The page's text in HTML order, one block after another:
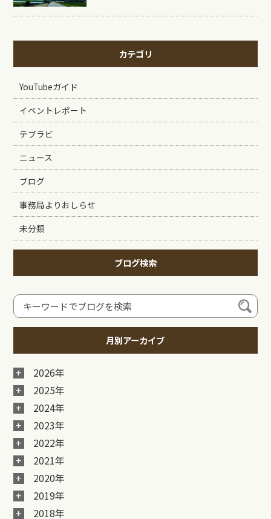
カテゴリ
YouTubeガイド
イベントレポート
テブラビ
ニュース
ブログ
事務局よりおしらせ
未分類
ブログ検索
月別アーカイブ
2026年
2025年
2024年
2023年
2022年
2021年
2020年
2019年
2018年